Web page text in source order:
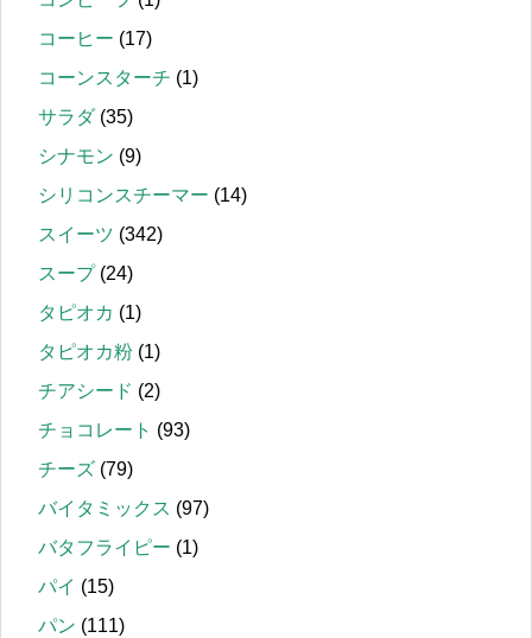
コーヒー (17)
コーンスターチ (1)
サラダ(35)
シナモン (9)
シリコンスチーマー (14)
スイーツ (342)
スープ(24)
タピオカ (1)
タピオカ粉 (1)
チアシード (2)
チョコレート (93)
チーズ (79)
バイタミックス (97)
バタフライピー (1)
パイ (15)
パン (111)